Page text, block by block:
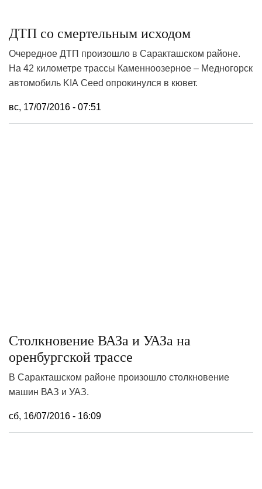
ДТП со смертельным исходом
Очередное ДТП произошло в Саракташском районе.
На 42 километре трассы Каменноозерное – Медногорск
автомобиль KIA Ceed опрокинулся в кювет.
вс, 17/07/2016 - 07:51
Столкновение ВАЗа и УАЗа на
оренбургской трассе
В Саракташском районе произошло столкновение
машин ВАЗ и УАЗ.
сб, 16/07/2016 - 16:09